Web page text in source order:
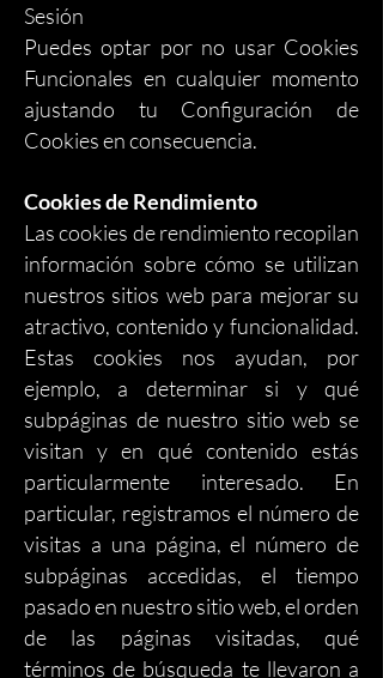
Sesión
Puedes optar por no usar Cookies
Funcionales en cualquier momento
ajustando tu Configuración de
Cookies en consecuencia.
Cookies de Rendimiento
Las cookies de rendimiento recopilan
información sobre cómo se utilizan
nuestros sitios web para mejorar su
atractivo, contenido y funcionalidad.
Estas cookies nos ayudan, por
ejemplo, a determinar si y qué
subpáginas de nuestro sitio web se
visitan y en qué contenido estás
particularmente interesado. En
particular, registramos el número de
visitas a una página, el número de
subpáginas accedidas, el tiempo
pasado en nuestro sitio web, el orden
de las páginas visitadas, qué
términos de búsqueda te llevaron a